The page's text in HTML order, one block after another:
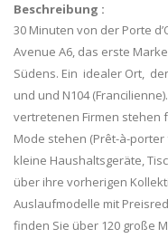
Beschreibung :
30 Minuten von der Porte
Avenue A6, das erste
Südens. Ein idealer Ort,
und und N104
vertretenen Firmen stehen
Mode stehen (Prêt-à-
kleine Haushaltsgeräte,
über ihre vorherigen
Auslaufmodelle mit
finden Sie über 120 große